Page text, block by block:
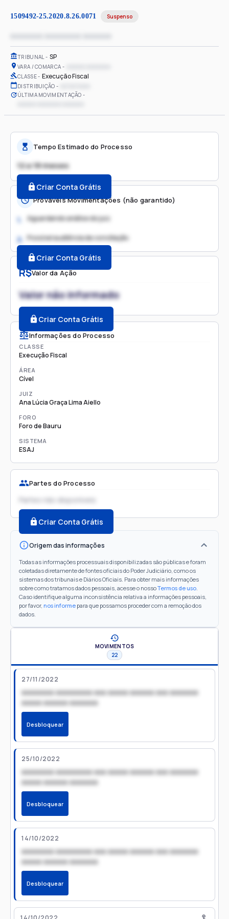
1509492-25.2020.8.26.0071 Suspenso
TRIBUNAL SP
VARA / COMARCA
CLASSE Execução Fiscal
DISTRIBUIÇÃO
ÚLTIMA MOVIMENTAÇÃO
R$Valor da Ação
Valor não informado
Criar Conta Grátis
Informações do Processo
CLASSE
Execução Fiscal
ÁREA
Cível
JUIZ
Ana Lúcia Graça Lima Aiello
FORO
Foro de Bauru
SISTEMA
ESAJ
Partes do Processo
Partes não disponíveis
Criar Conta Grátis
Origem das informações
Todas as informações processuais disponibilizadas são públicas e foram
coletadas diretamente de fontes oficiais do Poder Judiciário, como os
sistemas dos tribunais e Diários Oficiais. Para obter mais informações
sobre como tratamos dados pessoais, acesse o nossoTermos de uso.
Caso identifique alguma inconsistência relativa a informações pessoais,
por favor, nos informe para que possamos proceder com a remoção dos
dados.
Tempo Estimado do Processo
12 a 18 meses
Criar Conta Grátis
Prováveis Movimentações (não garantido)
1. Aguardando análise do juiz
2. Possível audiência de conciliação
Criar Conta Grátis
MOVIMENTOS
22
27/11/2022
xxxxxxxx xxxxxxxxx xxx xxxxx xxxxxx xxx xxxxxxx
xxxxx xxxxxx xxxxxxx
Desbloquear
25/10/2022
xxxxxxxx xxxxxxxxx xxx xxxxx xxxxxx xxx xxxxxxx
xxxxx xxxxxx xxxxxxx
Desbloquear
14/10/2022
xxxxxxxx xxxxxxxxx xxx xxxxx xxxxxx xxx xxxxxxx
xxxxx xxxxxx xxxxxxx
Desbloquear